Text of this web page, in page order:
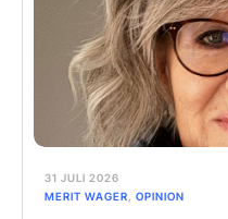
31 JULI 2026
MERIT WAGER
OPINION